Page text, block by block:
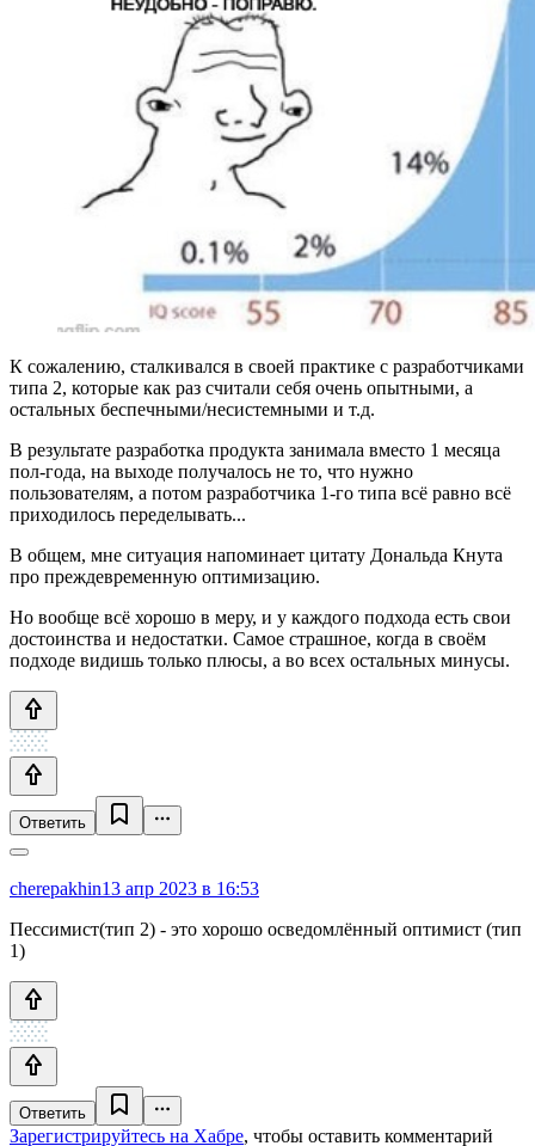
К сожалению, сталкивался в своей практике с разработчиками
типа 2, которые как раз считали себя очень опытными, а
остальных беспечными/несистемными и т.д.
В результате разработка продукта занимала вместо 1 месяца
пол-года, на выходе получалось не то, что нужно
пользователям, а потом разработчика 1-го типа всё равно всё
приходилось переделывать...
В общем, мне ситуация напоминает цитату Дональда Кнута
про преждевременную оптимизацию.
Но вообще всё хорошо в меру, и у каждого подхода есть свои
достоинства и недостатки. Самое страшное, когда в своём
подходе видишь только плюсы, а во всех остальных минусы.
Ответить
cherepakhin13 апр 2023 в 16:53
Пессимист(тип 2) - это хорошо осведомлённый оптимист (тип
1)
Ответить
Зарегистрируйтесь на Хабре, чтобы оставить комментарий